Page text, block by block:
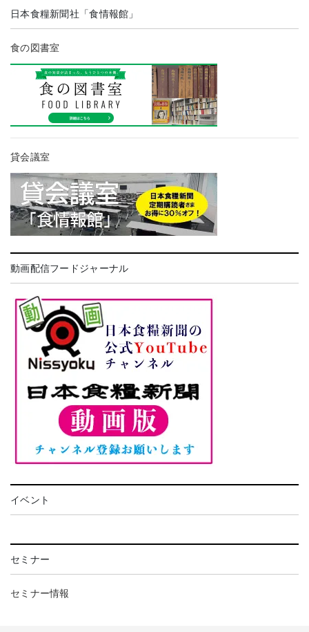
日本食糧新聞社「食情報館」
食の図書室
貸会議室
動画配信フードジャーナル
イベント
セミナー
セミナー情報